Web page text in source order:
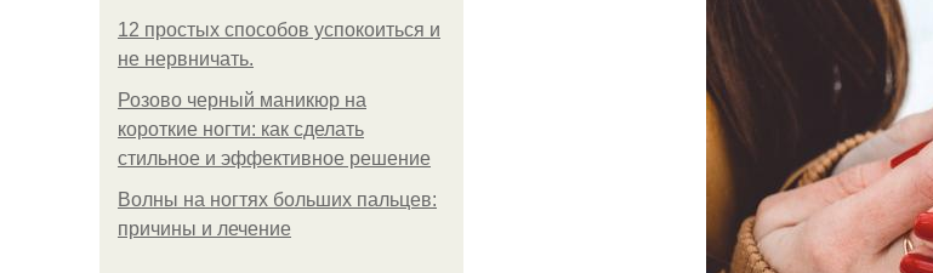
12 простых способов успокоиться и
не нервничать.
Розово черный маникюр на
короткие ногти: как сделать
стильное и эффективное решение
Волны на ногтях больших пальцев:
причины и лечение